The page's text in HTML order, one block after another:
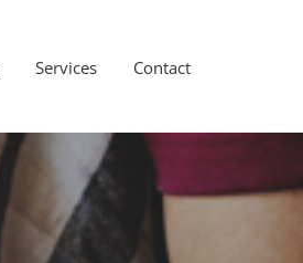
Services Contact